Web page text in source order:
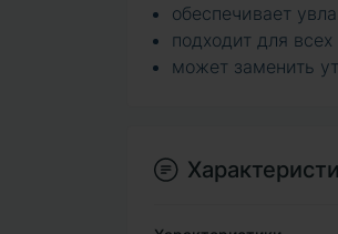
обеспечивает
подходит для
может заменить